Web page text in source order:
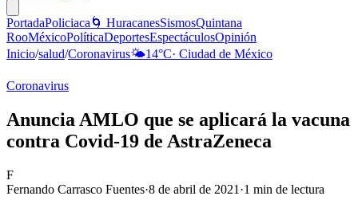
PortadaPoliciaca 🌀 HuracanesSismosQuintana
RooMéxicoPolíticaDeportesEspectáculosOpinión
Inicio/salud/Coronavirus🌤️14°C· Ciudad de México
Coronavirus
Anuncia AMLO que se aplicará la vacuna
contra Covid-19 de AstraZeneca
F
Fernando Carrasco Fuentes·8 de abril de 2021 ·1 min de lectura